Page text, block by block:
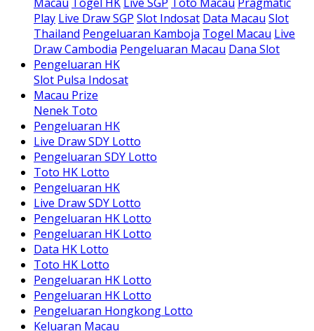
Play Live Draw SGP Slot Indosat Data Macau Slot
Thailand Pengeluaran Kamboja Togel Macau Live
Draw Cambodia Pengeluaran Macau Dana Slot
Pengeluaran HK
Slot Pulsa Indosat
Macau Prize
Nenek Toto
Pengeluaran HK
Live Draw SDY Lotto
Pengeluaran SDY Lotto
Toto HK Lotto
Pengeluaran HK
Live Draw SDY Lotto
Pengeluaran HK Lotto
Pengeluaran HK Lotto
Data HK Lotto
Toto HK Lotto
Pengeluaran HK Lotto
Pengeluaran HK Lotto
Pengeluaran Hongkong Lotto
Keluaran Macau